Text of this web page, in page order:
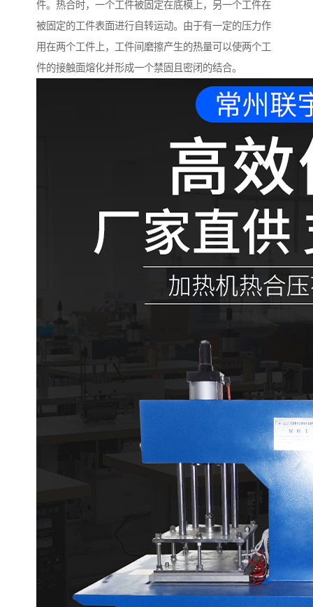
件。热合时，一个工件被固定在底模上，另一个工件在
被固定的工件表面进行自转运动。由于有一定的压力作
用在两个工件上，工件间磨擦产生的热量可以使两个工
件的接触面熔化并形成一个禁固且密闭的结合。